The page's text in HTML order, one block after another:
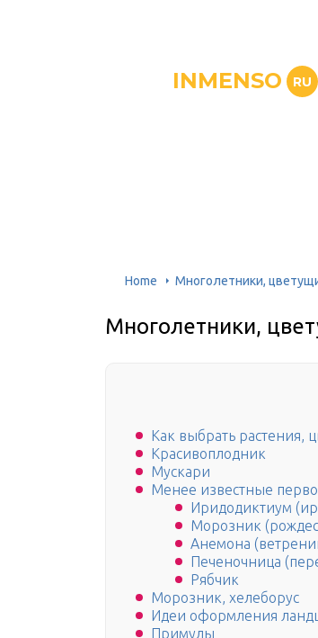
INMENSO RU
Home Многолетники,
Многолетники,
Как выбрать растения,
Красивоплодник
Мускари
Менее известные
Иридодиктиум
Морозник
Анемона
Печеночница
Рябчик
Морозник, хелеборус
Идеи оформления
Примулы